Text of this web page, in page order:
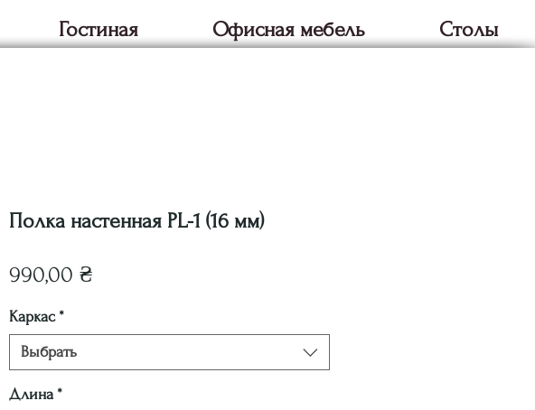
Гостиная Офисная мебель Столы
Полка настенная PL-1 (16 мм)
990,00 ₴Цена
Каркас *
Выбрать
Длина *